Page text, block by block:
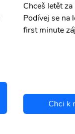
Chceš letět za
Podívej se na
first minute
Chci k